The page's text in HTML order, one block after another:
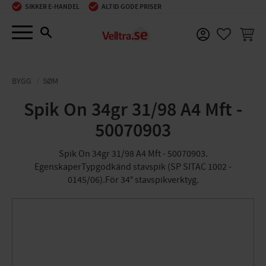
Menu
SIKKER E-HANDEL ALTID GODE PRISER
BYGG SØM
Spik On 34gr 31/98 A4 Mft -
50070903
Spik On 34gr 31/98 A4 Mft - 50070903.
EgenskaperTypgodkänd stavspik (SP SITAC 1002 -
0145/06).För 34° stavspikverktyg.